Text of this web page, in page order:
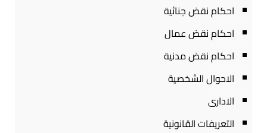
احكام نقض جنائية
احكام نقض عمال
احكام نقض مدنية
الاحوال الشخصية
الادارى
التعريفات القانونية